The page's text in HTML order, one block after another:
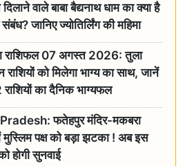
वाले बाबा बैद्यनाथ धाम का क्या है
जानिए ज्योतिर्लिंग की महिमा
07 अगस्त 2026: तुला
को मिलेगा भाग्य का साथ, जानें
का दैनिक भाग्यफल
फतेहपुर मंदिर-मकबरा
मुस्लिम पक्ष को बड़ा झटका ! अब इस
होगी सुनवाई